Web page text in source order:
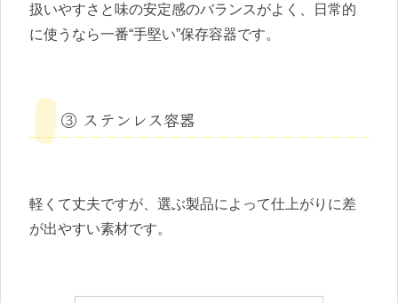
扱いやすさと味の安定感のバランスがよく、日常的
に使うなら一番“手堅い”保存容器です。
③ ステンレス容器
軽くて丈夫ですが、選ぶ製品によって仕上がりに差
が出やすい素材です。